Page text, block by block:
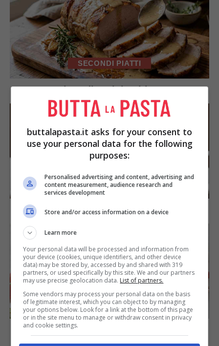
SECONDI PIATTI
Arista di maiale al latte
DOLCI
Torta di mele e cioccolato
DOLCI
Cheesecake alle fragole
buttalapasta.it asks for your consent to
use your personal data for the following
purposes:
Personalised advertising and content, advertising and
content measurement, audience research and
services development
Store and/or access information on a device
Learn more
Your personal data will be processed and information from
your device (cookies, unique identifiers, and other device
data) may be stored by, accessed by and shared with 319
partners, or used specifically by this site. We and our partners
may use precise geolocation data. List of partners.
Some vendors may process your personal data on the basis
of legitimate interest, which you can object to by managing
your options below. Look for a link at the bottom of this page
or in the site menu to manage or withdraw consent in privacy
and cookie settings.